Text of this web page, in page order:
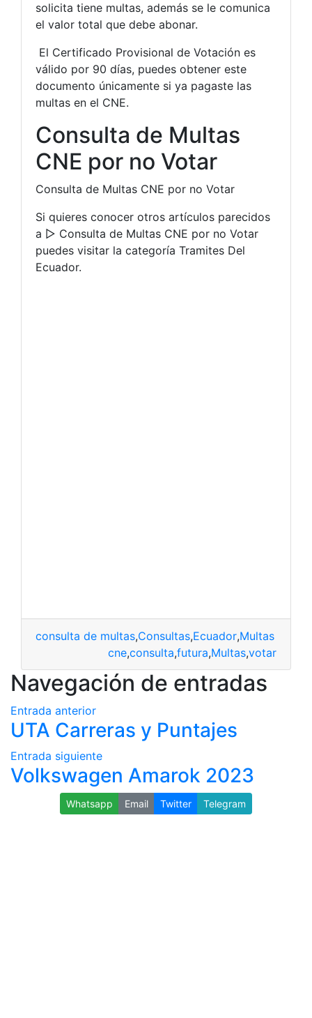
solicita tiene multas, además se le comunica
el valor total que debe abonar.
El Certificado Provisional de Votación es
válido por 90 días, puedes obtener este
documento únicamente si ya pagaste las
multas en el CNE.
Consulta de Multas
CNE por no Votar
Consulta de Multas CNE por no Votar
Si quieres conocer otros artículos parecidos
a ▷ Consulta de Multas CNE por no Votar
puedes visitar la categoría Tramites Del
Ecuador.
consulta de multas,Consultas,Ecuador,Multas CNE
cne,consulta,futura,Multas,votar
Navegación de entradas
Entrada anterior
UTA Carreras y Puntajes
Entrada siguiente
Volkswagen Amarok 2023
Whatsapp Email Twitter Telegram